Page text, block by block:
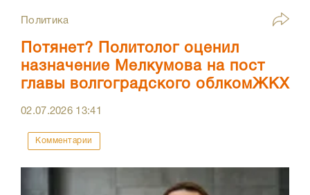
Политика
Потянет? Политолог оценил
назначение Мелкумова на пост
главы волгоградского облкомЖКХ
02.07.2026 13:41
Комментарии